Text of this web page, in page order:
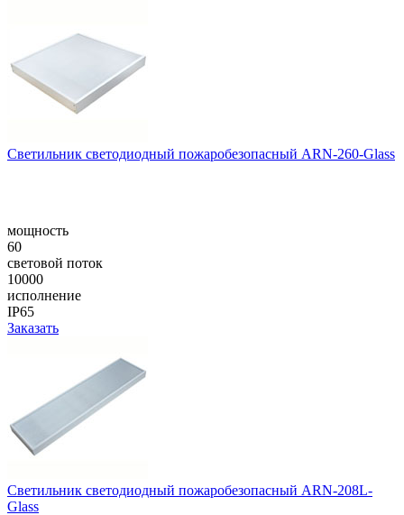
Светильник светодиодный пожаробезопасный ARN-260-Glass
мощность
60
световой поток
10000
исполнение
IP65
Заказать
Cветильник светодиодный пожаробезопасный ARN-208L-
Glass